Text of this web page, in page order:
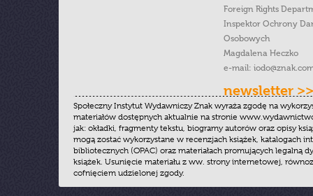
Foreign Rights
Inspektor Ochrony
Osobowych
Magdalena Heczko
e-mail:
newsletter >>
Społeczny Instytut Wydawniczy Znak wyraża zgodę na
materiałów dostępnych aktualnie na stronie
jak: okładki, fragmenty tekstu, biogramy autorów oraz opisy
mogą zostać wykorzystane w recenzjach książek, katalogach
bibliotecznych (OPAC) oraz materiałach promujących legalną
książek. Usunięcie materiału z ww. strony internetowej,
cofnięciem udzielonej zgody.